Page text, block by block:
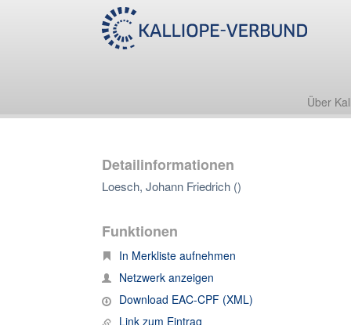
Über
Detailinformationen
Loesch, Johann Friedrich ()
Funktionen
In Merkliste aufnehmen
Netzwerk anzeigen
Download EAC-CPF (XML)
Link zum Eintrag